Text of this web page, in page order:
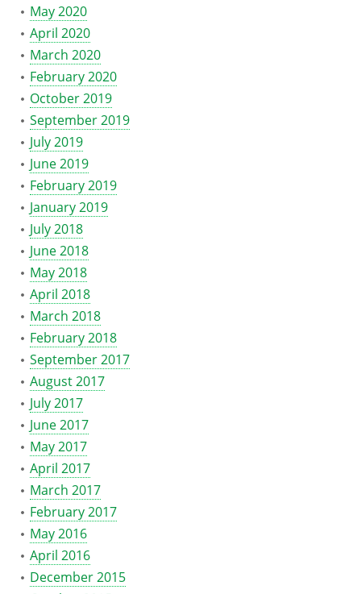
May 2020
April 2020
March 2020
February 2020
October 2019
September 2019
July 2019
June 2019
February 2019
January 2019
July 2018
June 2018
May 2018
April 2018
March 2018
February 2018
September 2017
August 2017
July 2017
June 2017
May 2017
April 2017
March 2017
February 2017
May 2016
April 2016
December 2015